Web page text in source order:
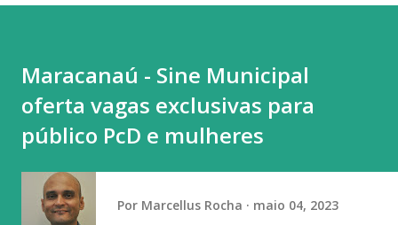
de autoria Antônio Barros, mais conhecida na interpretada
por Ney Matogrosso. Quem também brilhou hoje no topo
do pódio foi Arthur Nory (barra fixa), Caio Souza (barras
paralelas) e Yuri Guimarães (salto). Flavinha começou o
domingo (9) com exibição de alto nível de dificuldade na
trave. Cravou a nota mais alta (13.866) que lhe valeu o
Maracanaú - Sine Municipal
oferta vagas exclusivas para
público PcD e mulheres
Por Marcellus Rocha maio 04, 2023